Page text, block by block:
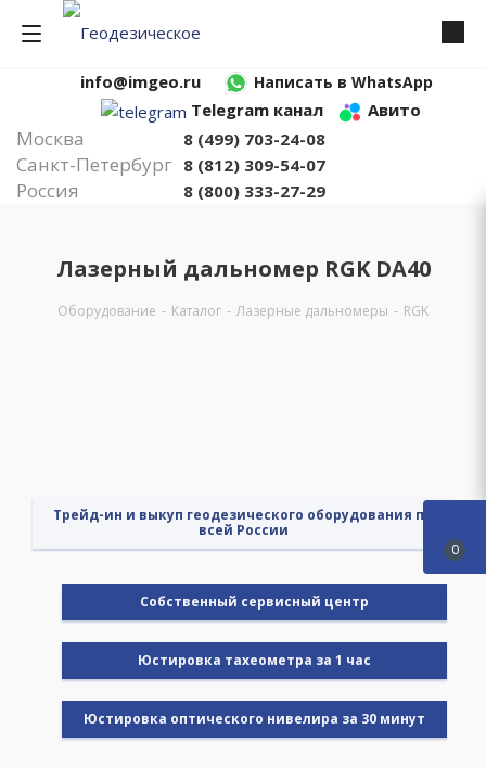
info@imgeo.ru Написать в WhatsApp
Telegram канал Авито
Москва 8 (499) 703-24-08
Санкт-Петербург 8 (812) 309-54-07
Россия 8 (800) 333-27-29
Лазерный дальномер RGK DА40
Оборудование - Каталог - Лазерные дальномеры - RGK
Трейд-ин и выкуп геодезического оборудования по
всей России
Cобственный сервисный центр
Юстировка тахеометра за 1 час
Юстировка оптического нивелира за 30 минут
0